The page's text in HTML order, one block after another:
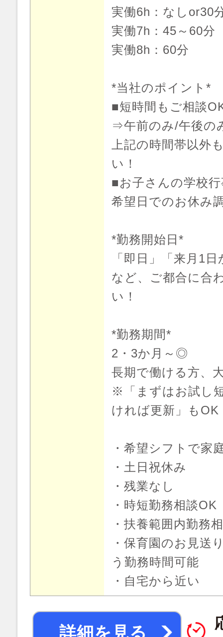
実働6h：なしor30
実働7h：45～60分
実働8h：60分
*当社のポイント*
■短時間もご相談
⇒午前のみ/午後の
上記の時間帯以外
い！
■お子さんの学校
希望日でのお休み
*勤務開始日*
「即日」「来月1
など、ご都合に合
い！
*勤務期間*
2・3か月～◎
長期で働ける方、
※「まずはお試し
ければ更新」もOK
・希望シフトで家
・土日祝休み
・残業なし
・時短勤務相談OK
・扶養範囲内勤務
・保育園のお見送
う勤務時間可能
・自宅から近い
詳細を見る